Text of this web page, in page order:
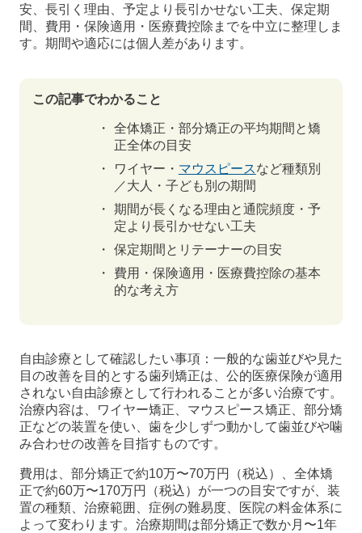
安、長引く理由、予定より長引かせない工夫、保定期
間、費用・保険適用・医療費控除までを中立に整理しま
す。期間や適応には個人差があります。
この記事でわかること
全体矯正・部分矯正の平均期間と矯
正全体の目安
ワイヤー・ マウスピースなど種類別
／大人・子ども別の期間
期間が長くなる理由と通院頻度・予
定より長引かせない工夫
保定期間とリテーナーの目安
費用・保険適用・医療費控除の基本
的な考え方
自由診療として確認したい事項：一般的な歯並びや見た
目の改善を目的とする歯列矯正は、公的医療保険が適用
されない自由診療として行われることが多い治療です。
治療内容は、ワイヤー矯正、マウスピース矯正、部分矯
正などの装置を使い、歯を少しずつ動かして歯並びや噛
み合わせの改善を目指すものです。
費用は、部分矯正で約10万〜70万円（税込）、全体矯
正で約60万〜170万円（税込）が一つの目安ですが、装
置の種類、治療範囲、症例の難易度、医院の料金体系に
よって変わります。治療期間は部分矯正で数か月〜1年